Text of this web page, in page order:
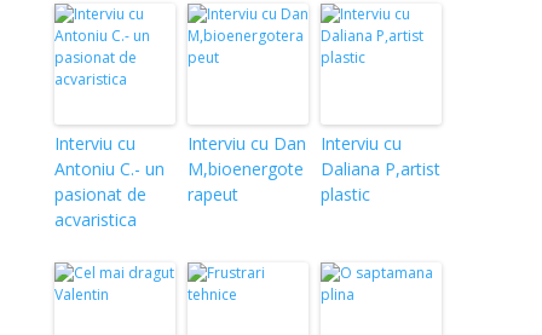
Interviu cu
Antoniu C.- un
pasionat de
acvaristica
Interviu cu Dan
M,bioenergote
rapeut
Interviu cu
Daliana P,artist
plastic